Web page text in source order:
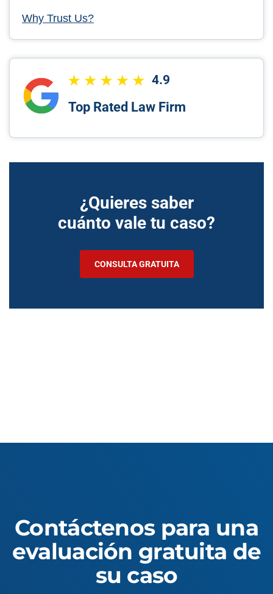
Why Trust Us?
4.9
Top Rated Law Firm
¿Quieres saber
cuánto vale tu caso?
CONSULTA GRATUITA
Contáctenos para una
evaluación gratuita de
su caso